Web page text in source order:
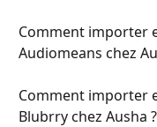
Comment importer
Audiomeans chez
Comment importer
Blubrry chez Ausha ?